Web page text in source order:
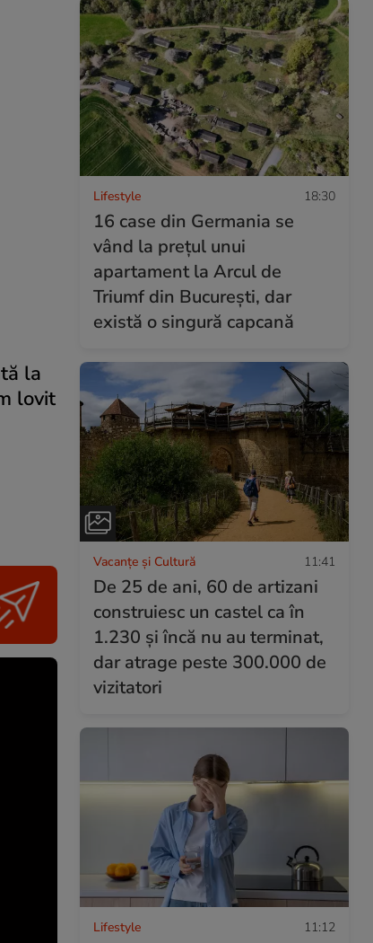
la
lovit
Lifestyle 18:30
16 case din Germania se
vând la prețul unui
apartament la Arcul de
Triumf din București, dar
există o singură capcană
Vacanțe și Cultură 11:41
De 25 de ani, 60 de artizani
construiesc un castel ca în
1.230 și încă nu au terminat,
dar atrage peste 300.000 de
vizitatori
Lifestyle 11:12